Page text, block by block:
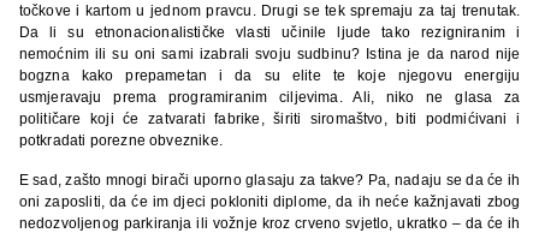
točkove i kartom u jednom pravcu. Drugi se tek spremaju za taj trenutak.
Da li su etnonacionalističke vlasti učinile ljude tako rezigniranim i
nemoćnim ili su oni sami izabrali svoju sudbinu? Istina je da narod nije
bogzna kako prepametan i da su elite te koje njegovu energiju
usmjeravaju prema programiranim ciljevima. Ali, niko ne glasa za
političare koji će zatvarati fabrike, širiti siromaštvo, biti podmićivani i
potkradati porezne obveznike.
E sad, zašto mnogi birači uporno glasaju za takve? Pa, nadaju se da će ih
oni zaposliti, da će im djeci pokloniti diplome, da ih neće kažnjavati zbog
nedozvoljenog parkiranja ili vožnje kroz crveno svjetlo, ukratko – da će ih